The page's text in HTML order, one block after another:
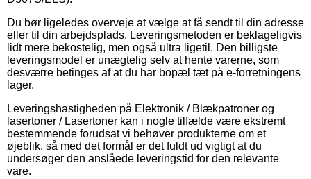
Du bør ligeledes overveje at vælge at få sendt til din adresse
eller til din arbejdsplads. Leveringsmetoden er beklageligvis
lidt mere bekostelig, men også ultra ligetil. Den billigste
leveringsmodel er unægtelig selv at hente varerne, som
desværre betinges af at du har bopæl tæt på e-forretningens
lager.
Leveringshastigheden på Elektronik / Blækpatroner og
lasertoner / Lasertoner kan i nogle tilfælde være ekstremt
bestemmende forudsat vi behøver produkterne om et
øjeblik, så med det formål er det fuldt ud vigtigt at du
undersøger den anslåede leveringstid for den relevante
vare.